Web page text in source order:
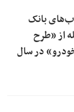
بانک
از «طرح
در سال